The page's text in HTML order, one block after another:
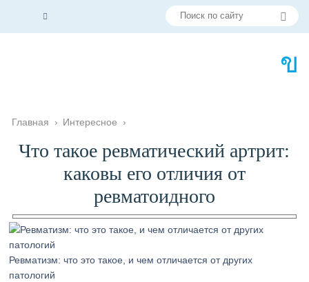
Главная › Интересное ›
Что такое ревматический артрит:
каковы его отличия от
ревматоидного
Ревматизм: что это такое, и чем отличается от других
патологий